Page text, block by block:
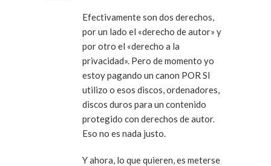
Efectivamente son dos derechos,
por un lado el «derecho de autor» y
por otro el «derecho a la
privacidad». Pero de momento yo
estoy pagando un canon POR SI
utilizo o esos discos, ordenadores,
discos duros para un contenido
protegido con derechos de autor.
Eso no es nada justo.
Y ahora, lo que quieren, es meterse